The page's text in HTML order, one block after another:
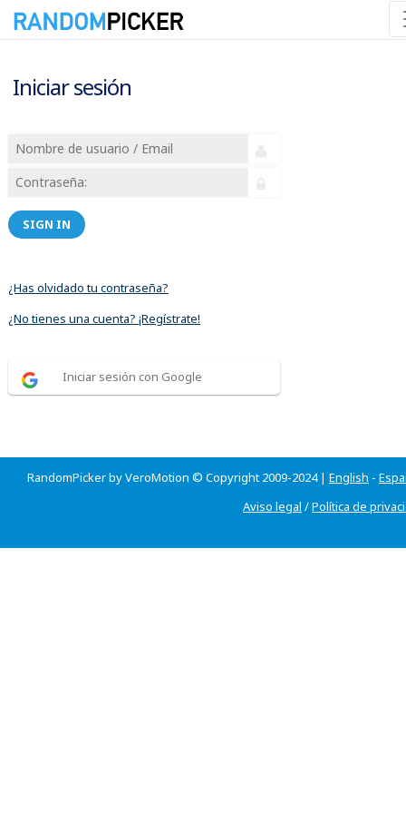
Iniciar sesión
SIGN IN
¿Has olvidado tu contraseña?
¿No tienes una cuenta? ¡Regístrate!
Iniciar sesión con Google
RandomPicker by VeroMotion © Copyright 2009-2024 | English -
Aviso legal /Política de